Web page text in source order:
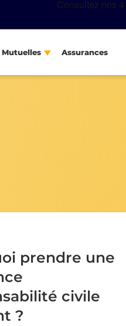
Mutuelles Assurances
prendre une
civile
?